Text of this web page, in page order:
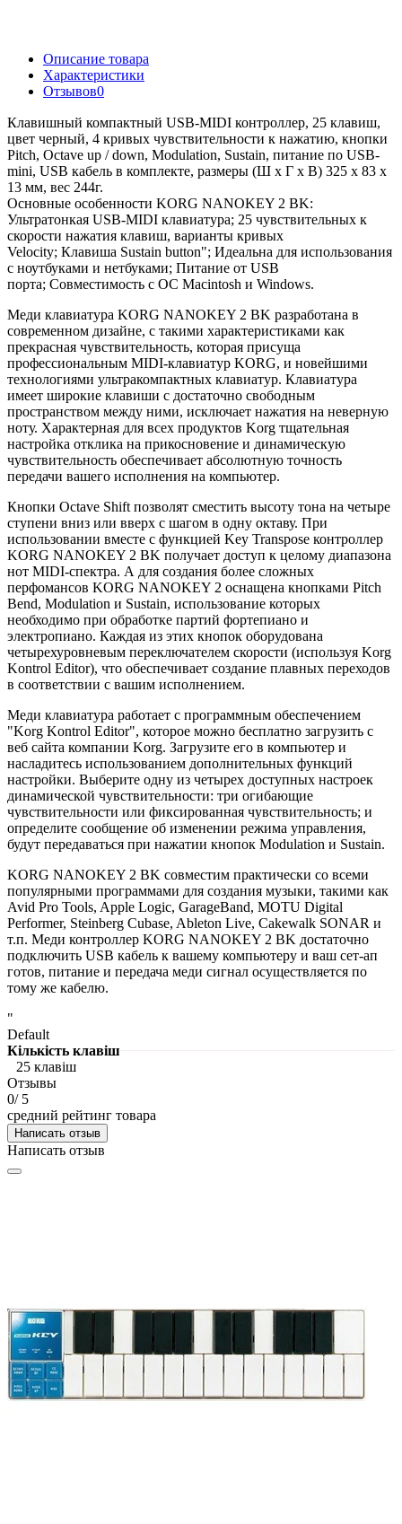
Описание товара
Характеристики
Отзывов0
Клавишный компактный USB-MIDI контроллер, 25 клавиш,
цвет черный, 4 кривых чувствительности к нажатию, кнопки
Pitch, Octave up / down, Modulation, Sustain, питание по USB-
mini, USB кабель в комплекте, размеры (Ш x Г x В) 325 х 83 х
13 мм, вес 244г.
Основные особенности KORG NANOKEY 2 BK:
Ультратонкая USB-MIDI клавиатура; 25 чувствительных к
скорости нажатия клавиш, варианты кривых
Velocity; Клавиша Sustain button"; Идеальна для использования
с ноутбуками и нетбуками; Питание от USB
порта; Совместимость с ОС Macintosh и Windows.
Меди клавиатура KORG NANOKEY 2 BK разработана в
современном дизайне, с такими характеристиками как
прекрасная чувствительность, которая присуща
профессиональным MIDI-клавиатур KORG, и новейшими
технологиями ультракомпактных клавиатур. Клавиатура
имеет широкие клавиши с достаточно свободным
пространством между ними, исключает нажатия на неверную
ноту. Характерная для всех продуктов Korg тщательная
настройка отклика на прикосновение и динамическую
чувствительность обеспечивает абсолютную точность
передачи вашего исполнения на компьютер.
Кнопки Octave Shift позволят сместить высоту тона на четыре
ступени вниз или вверх с шагом в одну октаву. При
использовании вместе с функцией Key Transpose контроллер
KORG NANOKEY 2 BK получает доступ к целому диапазона
нот MIDI-спектра. А для создания более сложных
перфомансов KORG NANOKEY 2 оснащена кнопками Pitch
Bend, Modulation и Sustain, использование которых
необходимо при обработке партий фортепиано и
электропиано. Каждая из этих кнопок оборудована
четырехуровневым переключателем скорости (используя Korg
Kontrol Editor), что обеспечивает создание плавных переходов
в соответствии с вашим исполнением.
Меди клавиатура работает с программным обеспечением
"Korg Kontrol Editor", которое можно бесплатно загрузить с
веб сайта компании Korg. Загрузите его в компьютер и
насладитесь использованием дополнительных функций
настройки. Выберите одну из четырех доступных настроек
динамической чувствительности: три огибающие
чувствительности или фиксированная чувствительность; и
определите сообщение об изменении режима управления,
будут передаваться при нажатии кнопок Modulation и Sustain.
KORG NANOKEY 2 BK совместим практически со всеми
популярными программами для создания музыки, такими как
Avid Pro Tools, Apple Logic, GarageBand, MOTU Digital
Performer, Steinberg Cubase, Ableton Live, Cakewalk SONAR и
т.п. Меди контроллер KORG NANOKEY 2 BK достаточно
подключить USB кабель к вашему компьютеру и ваш сет-ап
готов, питание и передача меди сигнал осуществляется по
тому же кабелю.
"
Default
Кількість клавіш
25 клавіш
Отзывы
0/ 5
средний рейтинг товара
Написать отзыв
Написать отзыв